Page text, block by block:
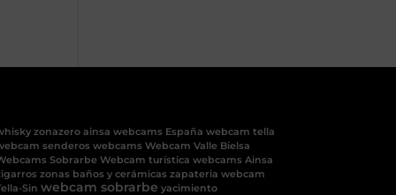
zonazero ainsa webcams España webcam tella
senderos webcams Webcam Valle Bielsa
Sobrarbe Webcam turística webcams Ainsa
zonas baños y cerámicas zapateria webcam
Sin webcam sobrarbe yacimiento